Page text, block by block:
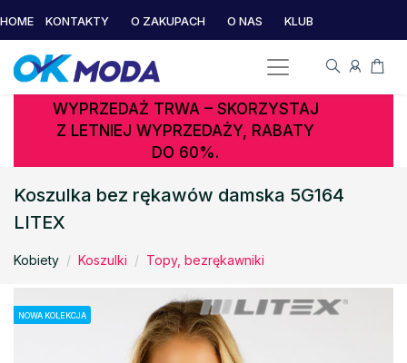
HOME KONTAKTY O ZAKUPACH O NAS KLUB
WYPRZEDAŻ TRWA – SKORZYSTAJ
Z LETNIEJ WYPRZEDAŻY, RABATY
DO 60%.
Koszulka bez rękawów damska 5G164
LITEX
Kobiety Koszulki Topy, bezrękawniki
NOWA KOLEKCJA